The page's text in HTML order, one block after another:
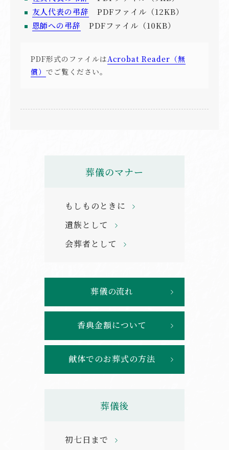
友人代表の弔辞
PDFファイル（12KB）
恩師への弔辞
PDFファイル（10KB）
PDF形式のファイルはAcrobat Reader（無
償） でご覧ください。
葬儀のマナー
もしものときに
遺族として
会葬者として
葬儀の流れ
香典金額について
献体でのお葬式の方法
葬儀後
初七日まで